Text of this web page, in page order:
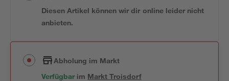
Diesen Artikel können wir dir online leider nicht
anbieten.
Abholung im Markt
Verfügbar im MarktTroisdorf